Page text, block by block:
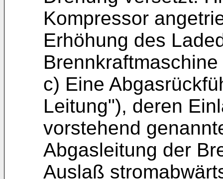
Kompressor
Erhöhung des
c) Eine
Leitung"), deren
vorstehend
Abgasleitung der
Auslaß